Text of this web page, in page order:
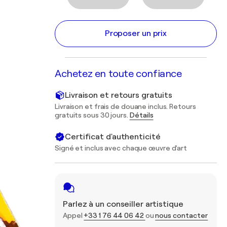
Proposer un prix
Achetez en toute confiance
Livraison et retours gratuits
Livraison et frais de douane inclus. Retours
gratuits sous 30 jours. Détails
Certificat d'authenticité
Signé et inclus avec chaque œuvre d'art
Parlez à un conseiller artistique
Appel +33 1 76 44 06 42 ounous contacter